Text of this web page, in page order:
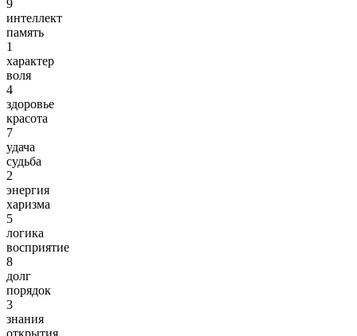
9
интеллект
память
1
характер
воля
4
здоровье
красота
7
удача
судьба
2
энергия
харизма
5
логика
восприятие
8
долг
порядок
3
знания
открытия